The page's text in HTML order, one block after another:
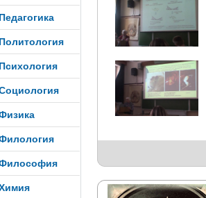
Педагогика
Политология
Психология